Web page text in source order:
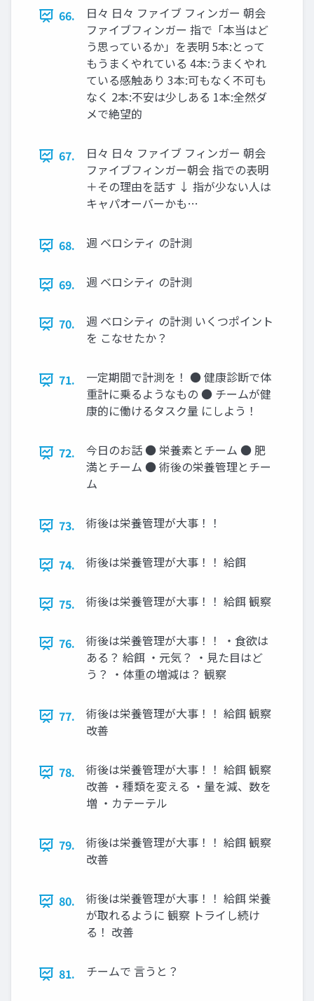
66.
日々 日々 ファイブ フィンガー 朝会
ファイブフィンガー 指で「本当はど
う思っているか」を表明 5本:とって
もうまくやれている 4本:うまくやれ
ている感触あり 3本:可もなく不可も
なく 2本:不安は少しある 1本:全然ダ
メで絶望的
67.
日々 日々 ファイブ フィンガー 朝会
ファイブフィンガー朝会 指での表明
＋その理由を話す ↓ 指が少ない人は
キャパオーバーかも…
68. 週 ベロシティ の計測
69. 週 ベロシティ の計測
70.
週 ベロシティ の計測 いくつポイント
を こなせたか？
71.
一定期間で計測を！ ● 健康診断で体
重計に乗るようなもの ● チームが健
康的に働けるタスク量 にしよう！
72.
今日のお話 ● 栄養素とチーム ● 肥
満とチーム ● 術後の栄養管理とチー
ム
73. 術後は栄養管理が大事！！
74. 術後は栄養管理が大事！！ 給餌
75. 術後は栄養管理が大事！！ 給餌 観察
76.
術後は栄養管理が大事！！ ・食欲は
ある？ 給餌 ・元気？ ・見た目はど
う？ ・体重の増減は？ 観察
77.
術後は栄養管理が大事！！ 給餌 観察
改善
78.
術後は栄養管理が大事！！ 給餌 観察
改善 ・種類を変える ・量を減、数を
増 ・カテーテル
79.
術後は栄養管理が大事！！ 給餌 観察
改善
80.
術後は栄養管理が大事！！ 給餌 栄養
が取れるように 観察 トライし続け
る！ 改善
81. チームで 言うと？